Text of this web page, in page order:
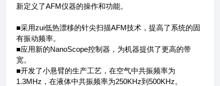
新定义了AFM仪器的操作和功能。
■采用zui低热漂移的针尖扫描AFM技术，提高了系统的固
有振动频率。
■应用新的NanoScope控制器，为机器提供了更高的带
宽。
■开发了小悬臂的生产工艺，在空气中共振频率为
1.3MHz，在液体中共振频率为250KHz到500KHz。